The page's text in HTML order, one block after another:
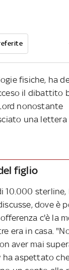
fisiche, ha
il dibattito
nonostante
una lettera
figlio
10.000 sterline,
dove è
c'è la
era in casa.
aver mai
aspettato